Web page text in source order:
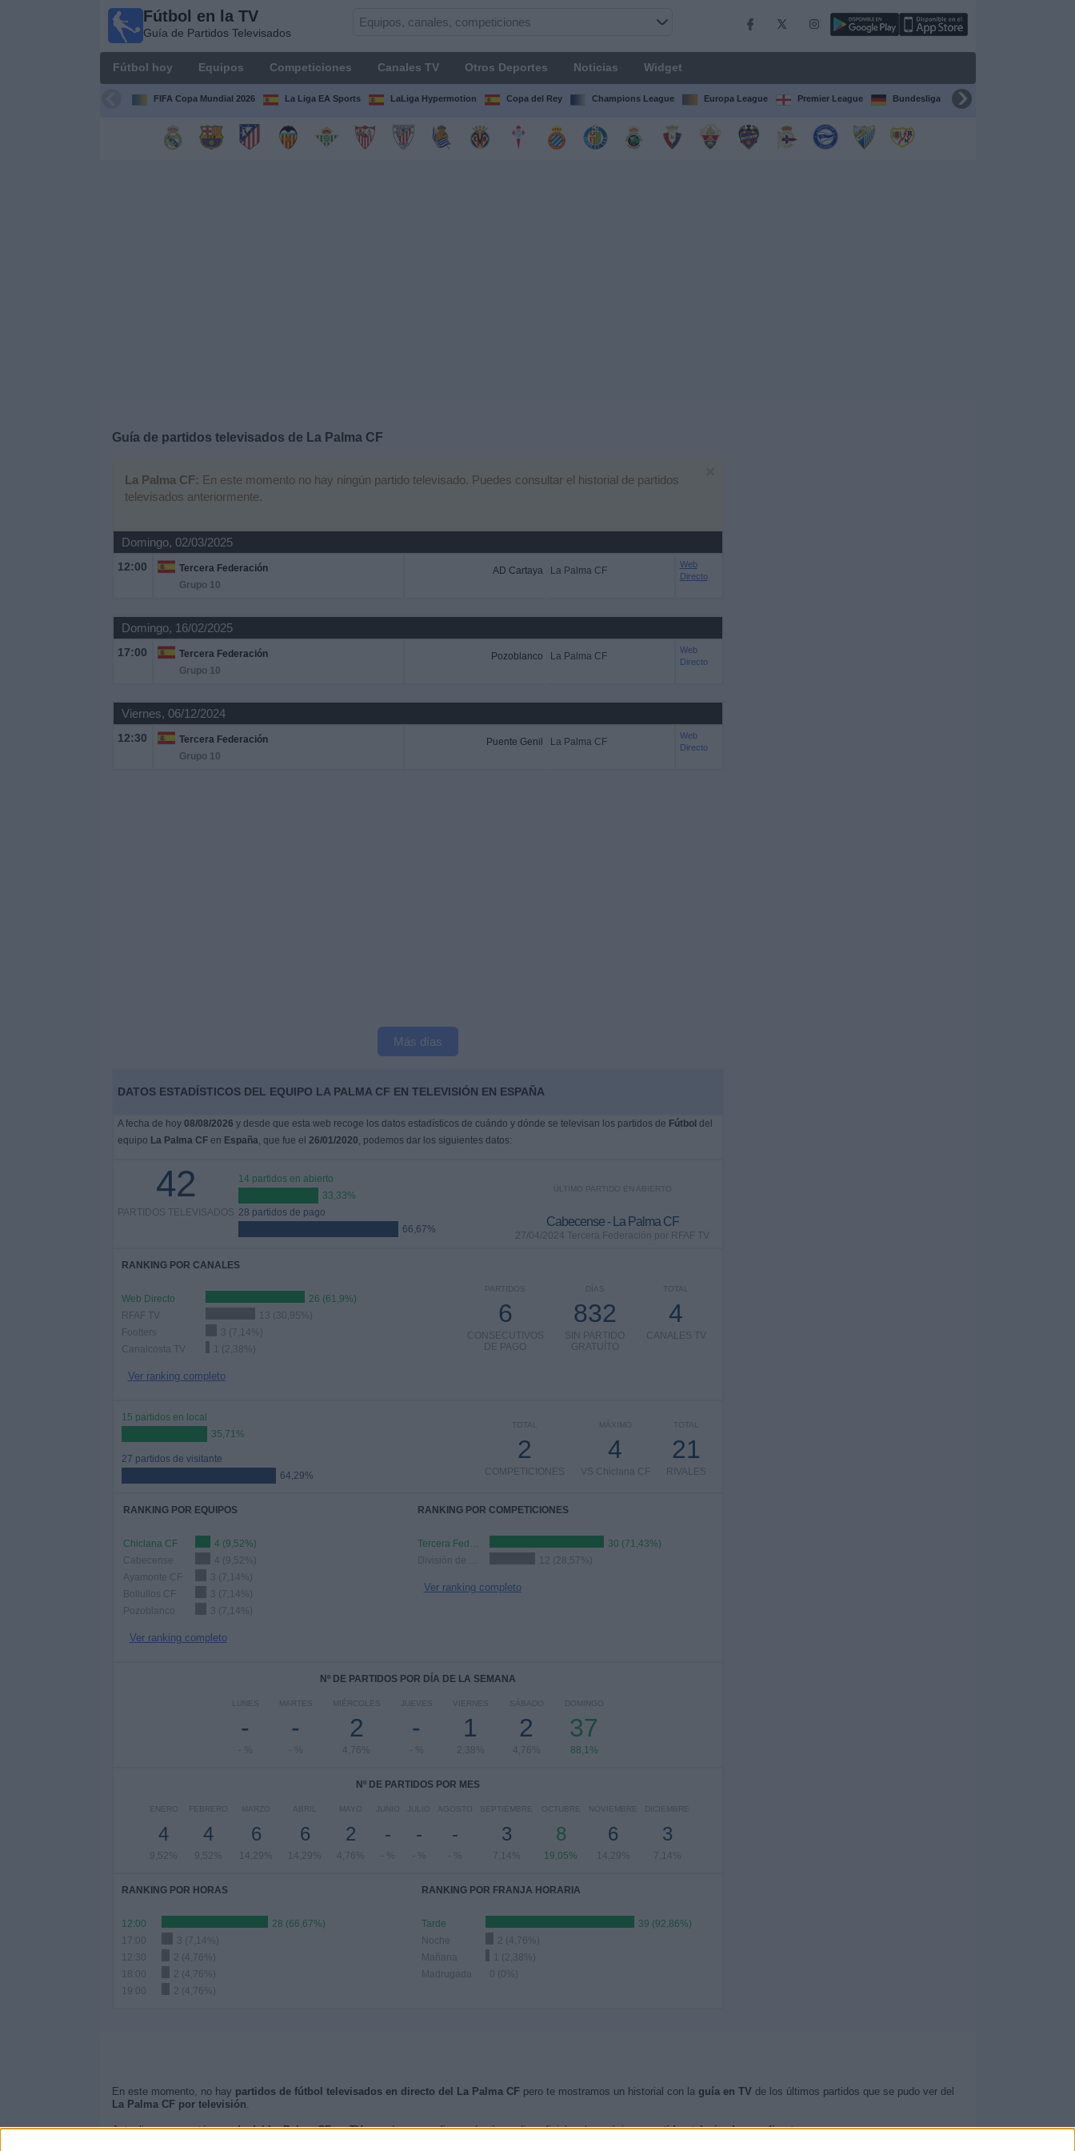
Fútbol en la TV
Guía de Partidos Televisados
Fútbol hoy Equipos Competiciones Canales TV Otros Deportes Noticias Widget
FIFA Copa Mundial 2026 La Liga EA Sports LaLiga Hypermotion Copa del Rey Champions League Europa League Premier League Bundesliga Supercopa de España
Guía de partidos televisados de La Palma CF
La Palma CF: En este momento no hay ningún partido televisado. Puedes consultar el historial de partidos
televisados anteriormente.
Domingo, 02/03/2025
12:00
Tercera Federación
Grupo 10
AD Cartaya La Palma CF
Web
Directo
Domingo, 16/02/2025
17:00
Tercera Federación
Grupo 10
Pozoblanco La Palma CF
Web
Directo
Viernes, 06/12/2024
12:30
Tercera Federación
Grupo 10
Puente Genil La Palma CF
Web
Directo
Más días
DATOS ESTADÍSTICOS DEL EQUIPO LA PALMA CF EN TELEVISIÓN EN ESPAÑA
A fecha de hoy 08/08/2026 y desde que esta web recoge los datos estadísticos de cuándo y dónde se televisan los partidos de Fútbol del
equipo La Palma CFen España, que fue el 26/01/2020, podemos dar los siguientes datos:
42
PARTIDOS TELEVISADOS
14 partidos en abierto
33,33%
28 partidos de pago
66,67%
ÚLTIMO PARTIDO EN ABIERTO
Cabecense - La Palma CF
27/04/2024 Tercera Federación por RFAF TV
RANKING POR CANALES
Web Directo
26 (61,9%)
RFAF TV
13 (30,95%)
Footters
3 (7,14%)
Canalcosta TV
1 (2,38%)
Ver ranking completo
TOTAL
4
CANALES TV
DÍAS
832
SIN PARTIDO
GRATUÍTO
PARTIDOS
6
CONSECUTIVOS
DE PAGO
15 partidos en local
35,71%
27 partidos de visitante
64,29%
TOTAL
21
RIVALES
MÁXIMO
4
VS Chiclana CF
TOTAL
2
COMPETICIONES
RANKING POR EQUIPOS
Chiclana CF
4 (9,52%)
Cabecense
4 (9,52%)
Ayamonte CF
3 (7,14%)
Bollullos CF
3 (7,14%)
Pozoblanco
3 (7,14%)
Ver ranking completo
RANKING POR COMPETICIONES
Tercera Federación
30 (71,43%)
12 (28,57%)
Ver ranking completo
Nº DE PARTIDOS POR DÍA DE LA SEMANA
LUNES
-
- %
MARTES
-
- %
MIÉRCOLES
2
4,76%
JUEVES
-
- %
VIERNES
1
2,38%
SÁBADO
2
4,76%
DOMINGO
37
88,1%
Nº DE PARTIDOS POR MES
ENERO
4
9,52%
FEBRERO
4
9,52%
MARZO
6
14,29%
ABRIL
6
14,29%
MAYO
2
4,76%
JUNIO
-
- %
JULIO
-
- %
AGOSTO
-
- %
SEPTIEMBRE
3
7,14%
OCTUBRE
8
19,05%
NOVIEMBRE
6
14,29%
DICIEMBRE
3
7,14%
RANKING POR HORAS
12:00
28 (66,67%)
17:00
3 (7,14%)
12:30
2 (4,76%)
18:00
2 (4,76%)
19:00
2 (4,76%)
RANKING POR FRANJA HORARIA
Tarde
39 (92,86%)
Noche
2 (4,76%)
Mañana
1 (2,38%)
Madrugada
0 (0%)
En este momento, no hay partidos de fútbol televisados en directo del La Palma CFpero te mostramos un historial con la guía en TV de los últimos partidos que se pudo ver del
La Palma CF por televisión.
Actualizaremos estáagenda del La Palma CF en TVcuando nos confirmen desde medios oficiales, los próximospartidos televisados en directo.